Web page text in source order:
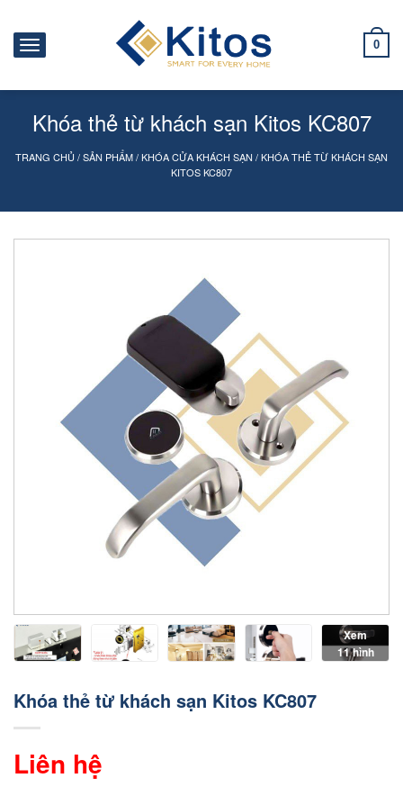
0
Khóa thẻ từ khách sạn Kitos KC807
TRANG CHỦ /SẢN PHẨM/KHÓA CỬA KHÁCH SẠN /KHÓA THẺ TỪ KHÁCH SẠN
KITOS KC807
Xem
11 hình
Khóa thẻ từ khách sạn Kitos KC807
Liên hệ